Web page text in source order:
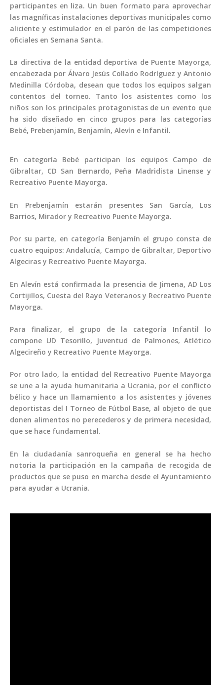
participantes en liza. Un buen formato para aprovechar
las magníficas instalaciones deportivas municipales como
aliciente y estimulador en el parón de las competiciones
oficiales en Semana Santa.
La directiva de la entidad deportiva de Puente Mayorga,
encabezada por Álvaro Jesús Collado Rodríguez y Antonio
Medinilla Córdoba, desean que todos los equipos salgan
contentos del torneo. Tanto los asistentes como los
niños son los principales protagonistas de un evento que
ha sido diseñado en cinco grupos para las categorías
Bebé, Prebenjamín, Benjamín, Alevín e Infantil.
En categoría Bebé participan los equipos Campo de
Gibraltar, CD San Bernardo, Peña Madridista Linense y
Recreativo Puente Mayorga.
En Prebenjamín estarán presentes San García, Los
Barrios, Mirador y Recreativo Puente Mayorga.
Por su parte, en categoría Benjamín el grupo consta de
cuatro equipos: Andalucía, Campo de Gibraltar, Deportivo
Algeciras y Recreativo Puente Mayorga.
En Alevín está confirmada la presencia de Jimena, AD Los
Cortijillos, Cuesta del Rayo Veteranos y Recreativo Puente
Mayorga.
Para finalizar, el grupo de la categoría Infantil lo
compone UD Tesorillo, Juventud de Palmones, Atlético
Algecireño y Recreativo Puente Mayorga.
Por otro lado, la entidad del Recreativo Puente Mayorga
se une a la ayuda humanitaria a Ucrania, por el conflicto
bélico y hace un llamamiento a los asistentes y jóvenes
deportistas del I Torneo de Fútbol Base, al objeto de que
donen alimentos no perecederos y de primera necesidad,
que se hace fundamental.
En la ciudadanía sanroqueña en general se ha hecho
notoria la participación en la campaña de recogida de
productos que se puso en marcha desde el Ayuntamiento
para ayudar a Ucrania.